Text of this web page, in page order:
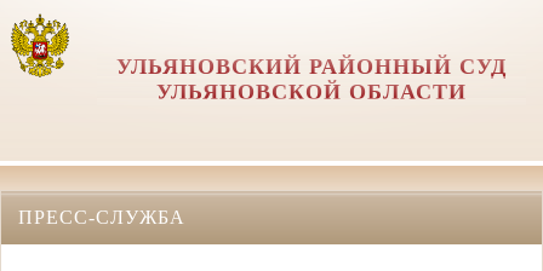
УЛЬЯНОВСКИЙ РАЙОННЫЙ СУД
УЛЬЯНОВСКОЙ ОБЛАСТИ
ПРЕСС-СЛУЖБА